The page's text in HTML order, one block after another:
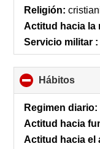
Religión:
Actitud hacia la
Servicio militar :
Hábitos
to
Regimen diario:
Actitud hacia
Actitud hacia el